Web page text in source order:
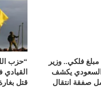
فلكي.. وزير
السعودي يكشف
صفقة انتقال
“حزب
قتل